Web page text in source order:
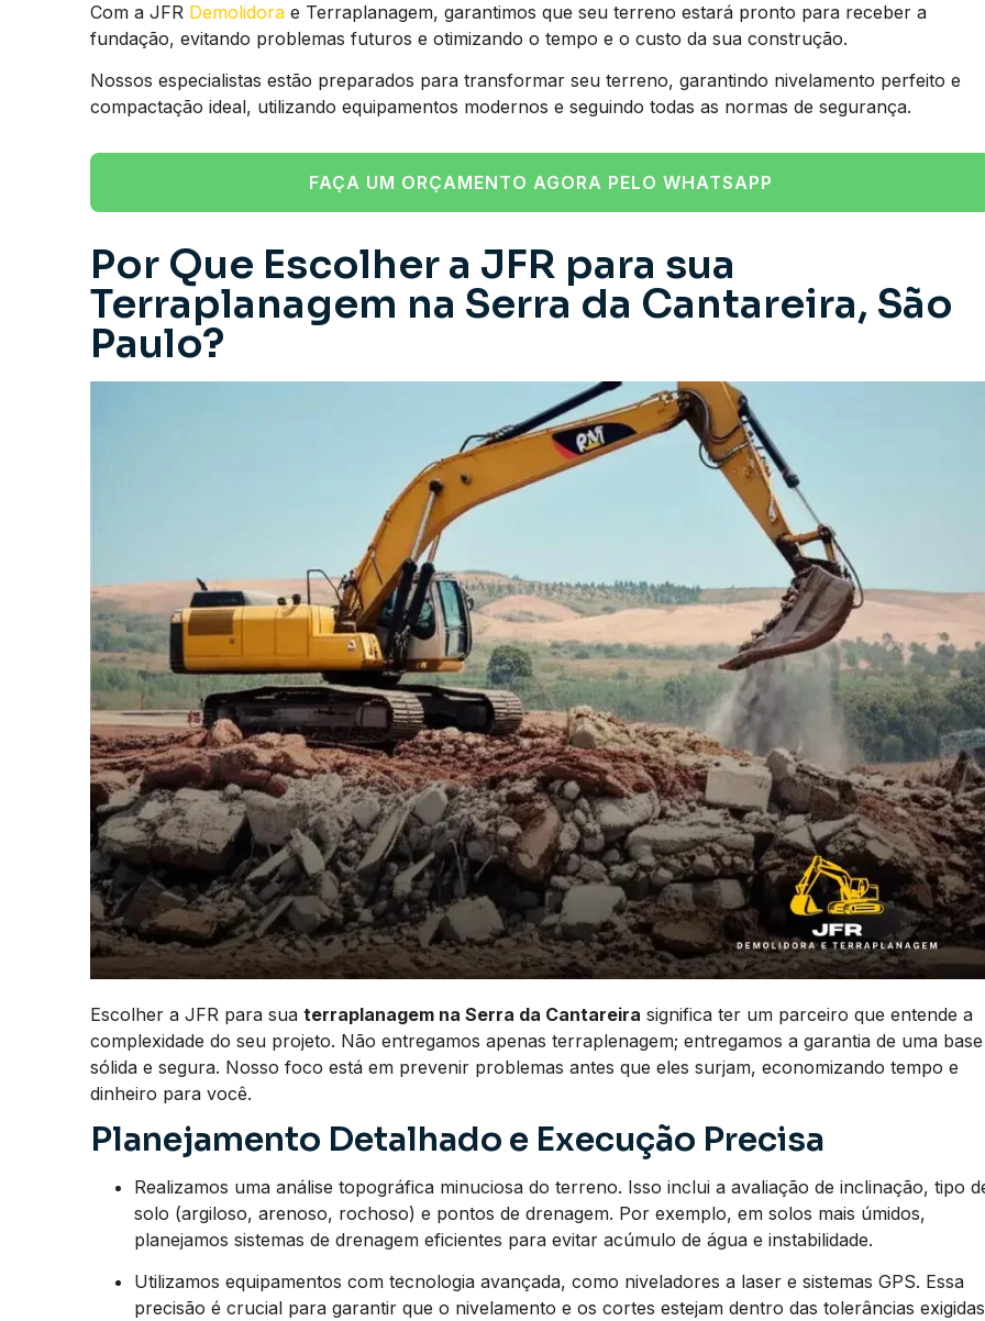
Com a JFR Demolidora e Terraplanagem, garantimos que seu terreno estará pronto para receber a
fundação, evitando problemas futuros e otimizando o tempo e o custo da sua construção.
Nossos especialistas estão preparados para transformar seu terreno, garantindo nivelamento perfeito e
compactação ideal, utilizando equipamentos modernos e seguindo todas as normas de segurança.
FAÇA UM ORÇAMENTO AGORA PELO WHATSAPP
Por Que Escolher a JFR para sua
Terraplanagem na Serra da Cantareira, São
Paulo?
Escolher a JFR para sua terraplanagem na Serra da Cantareira significa ter um parceiro que entende a
complexidade do seu projeto. Não entregamos apenas terraplenagem; entregamos a garantia de uma base
sólida e segura. Nosso foco está em prevenir problemas antes que eles surjam, economizando tempo e
dinheiro para você.
Planejamento Detalhado e Execução Precisa
Realizamos uma análise topográfica minuciosa do terreno. Isso inclui a avaliação de inclinação, tipo
solo (argiloso, arenoso, rochoso) e pontos de drenagem. Por exemplo, em solos mais úmidos,
planejamos sistemas de drenagem eficientes para evitar acúmulo de água e instabilidade.
Utilizamos equipamentos com tecnologia avançada, como niveladores a laser e sistemas GPS. Essa
precisão é crucial para garantir que o nivelamento e os cortes estejam dentro das tolerâncias